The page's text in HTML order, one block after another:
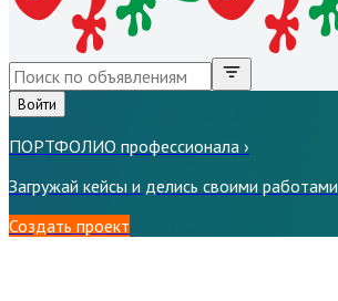
Войти
ПОРТФОЛИО профессионала ›
Загружай кейсы и делись своими работами
Создать проект